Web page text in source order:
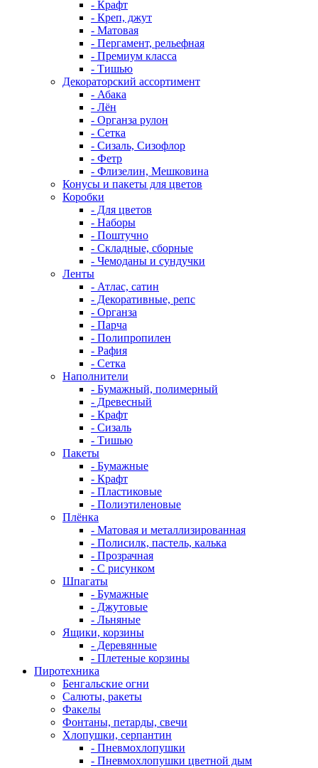
- Крафт
- Креп, джут
- Матовая
- Пергамент, рельефная
- Премиум класса
- Тишью
Декораторский ассортимент
- Абака
- Лён
- Органза рулон
- Сетка
- Сизаль, Сизофлор
- Фетр
- Флизелин, Мешковина
Конусы и пакеты для цветов
Коробки
- Для цветов
- Наборы
- Поштучно
- Складные, сборные
- Чемоданы и сундучки
Ленты
- Атлас, сатин
- Декоративные, репс
- Органза
- Парча
- Полипропилен
- Рафия
- Сетка
Наполнители
- Бумажный, полимерный
- Древесный
- Крафт
- Сизаль
- Тишью
Пакеты
- Бумажные
- Крафт
- Пластиковые
- Полиэтиленовые
Плёнка
- Матовая и металлизированная
- Полисилк, пастель, калька
- Прозрачная
- С рисунком
Шпагаты
- Бумажные
- Джутовые
- Льняные
Ящики, корзины
- Деревянные
- Плетеные корзины
Пиротехника
Бенгальские огни
Салюты, ракеты
Факелы
Фонтаны, петарды, свечи
Хлопушки, серпантин
- Пневмохлопушки
- Пневмохлопушки цветной дым